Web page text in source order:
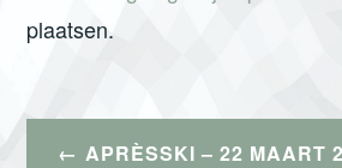
plaatsen.
Bericht
APRÈSSKI – 22 MAART